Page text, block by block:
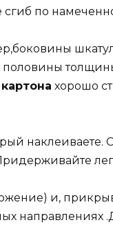
сгиб по
хорошо
наклеиваете.
и,
направлениях